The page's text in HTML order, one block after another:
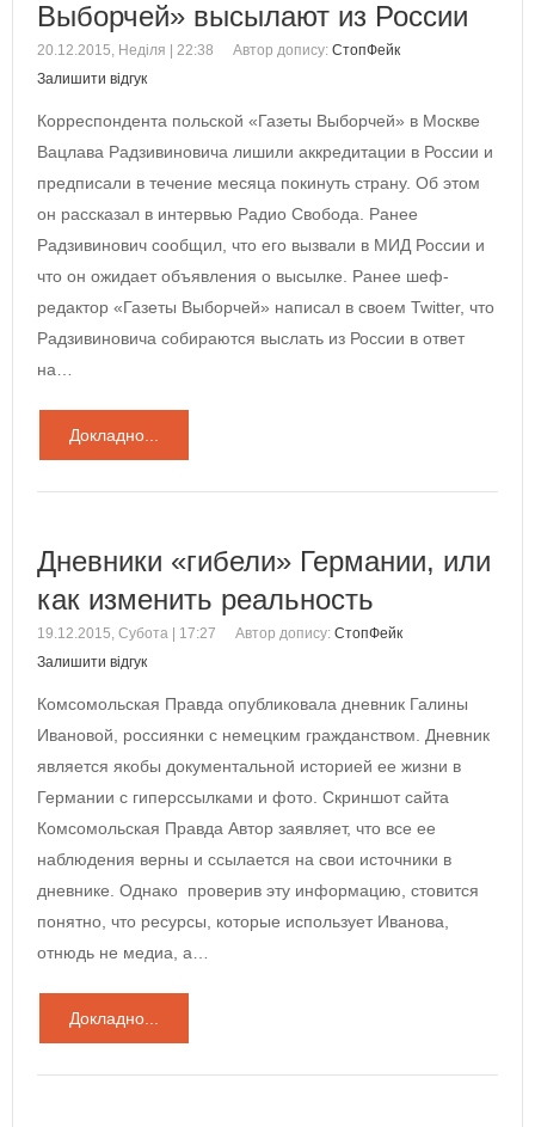
Выборчей» высылают из России
20.12.2015, Неділя | 22:38 Автор допису: СтопФейк
Залишити відгук
Корреспондента польской «Газеты Выборчей» в Москве
Вацлава Радзивиновича лишили аккредитации в России и
предписали в течение месяца покинуть страну. Об этом
он рассказал в интервью Радио Свобода. Ранее
Радзивинович сообщил, что его вызвали в МИД России и
что он ожидает объявления о высылке. Ранее шеф-
редактор «Газеты Выборчей» написал в своем Twitter, что
Радзивиновича собираются выслать из России в ответ
на…
Докладно...
Дневники «гибели» Германии, или
как изменить реальность
19.12.2015, Субота | 17:27 Автор допису: СтопФейк
Залишити відгук
Комсомольская Правда опубликовала дневник Галины
Ивановой, россиянки с немецким гражданством. Дневник
является якобы документальной историей ее жизни в
Германии с гиперссылками и фото. Скриншот сайта
Комсомольская Правда Автор заявляет, что все ее
наблюдения верны и ссылается на свои источники в
дневнике. Однако проверив эту информацию, стовится
понятно, что ресурсы, которые использует Иванова,
отнюдь не медиа, а…
Докладно...